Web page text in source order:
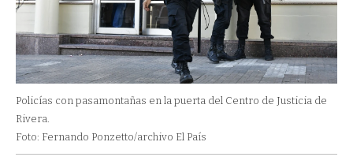
Policías con pasamontañas en la puerta del Centro de Justicia de
Rivera.
Foto: Fernando Ponzetto/archivo El País